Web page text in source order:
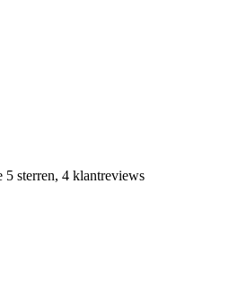
5 sterren, 4 klantreviews